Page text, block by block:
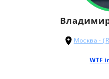
Москва -
WTF